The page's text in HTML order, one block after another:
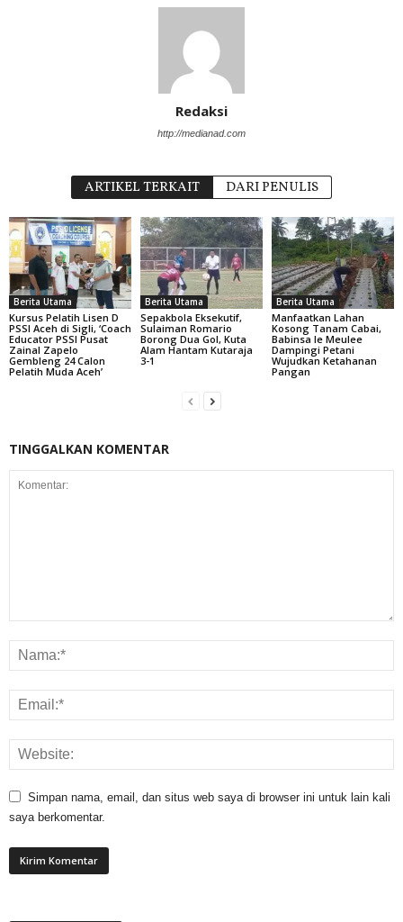
Redaksi
http://medianad.com
ARTIKEL TERKAIT DARI PENULIS
Berita Utama
Kursus Pelatih Lisen D
PSSI Aceh di Sigli, ‘Coach
Educator PSSI Pusat
Zainal Zapelo
Gembleng 24 Calon
Pelatih Muda Aceh’
Berita Utama
Sepakbola Eksekutif,
Sulaiman Romario
Borong Dua Gol, Kuta
Alam Hantam Kutaraja
3-1
Berita Utama
Manfaatkan Lahan
Kosong Tanam Cabai,
Babinsa Ie Meulee
Dampingi Petani
Wujudkan Ketahanan
Pangan
TINGGALKAN KOMENTAR
Simpan nama, email, dan situs web saya di browser ini untuk lain kali
saya berkomentar.